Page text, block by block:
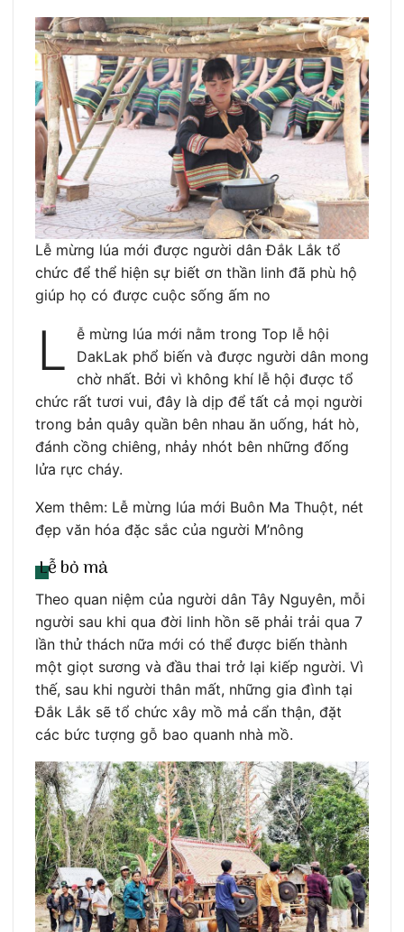
Lễ mừng lúa mới được người dân Đắk Lắk tổ
chức để thể hiện sự biết ơn thần linh đã phù hộ
giúp họ có được cuộc sống ấm no
L
ễ mừng lúa mới nằm trong Top lễ hội
DakLak phổ biến và được người dân mong
chờ nhất. Bởi vì không khí lễ hội được tổ
chức rất tươi vui, đây là dịp để tất cả mọi người
trong bản quây quần bên nhau ăn uống, hát hò,
đánh cồng chiêng, nhảy nhót bên những đống
lửa rực cháy.
Xem thêm: Lễ mừng lúa mới Buôn Ma Thuột, nét
đẹp văn hóa đặc sắc của người M’nông
Lễ bỏ mả
Theo quan niệm của người dân Tây Nguyên, mỗi
người sau khi qua đời linh hồn sẽ phải trải qua 7
lần thử thách nữa mới có thể được biến thành
một giọt sương và đầu thai trở lại kiếp người. Vì
thế, sau khi người thân mất, những gia đình tại
Đắk Lắk sẽ tổ chức xây mồ mả cẩn thận, đặt
các bức tượng gỗ bao quanh nhà mồ.